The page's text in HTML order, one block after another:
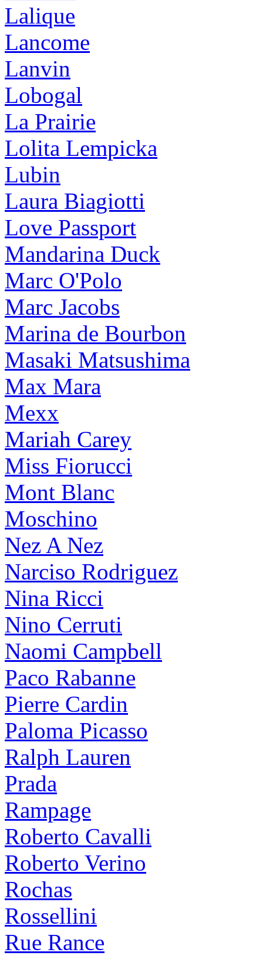
Lalique
Lancome
Lanvin
Lobogal
La Prairie
Lolita Lempicka
Lubin
Laura Biagiotti
Love Passport
Mandarina Duck
Marc O'Polo
Marc Jacobs
Marina de Bourbon
Masaki Matsushima
Max Mara
Mexx
Mariah Carey
Miss Fiorucci
Mont Blanc
Moschino
Nez A Nez
Narciso Rodriguez
Nina Ricci
Nino Cerruti
Naomi Campbell
Paco Rabanne
Pierre Cardin
Paloma Picasso
Ralph Lauren
Prada
Rampage
Roberto Cavalli
Roberto Verino
Rochas
Rossellini
Rue Rance